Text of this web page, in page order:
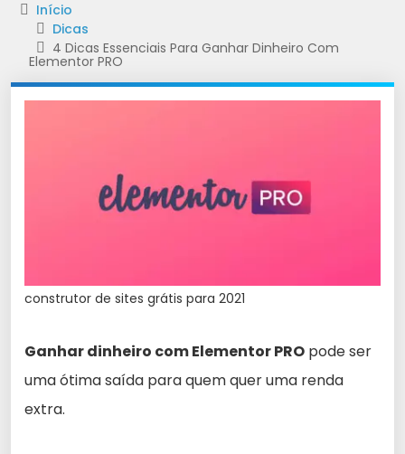
Início
Dicas
4 Dicas Essenciais Para Ganhar Dinheiro Com
Elementor PRO
construtor de sites grátis para 2021
Ganhar dinheiro com Elementor PRO pode ser
uma ótima saída para quem quer uma renda
extra.